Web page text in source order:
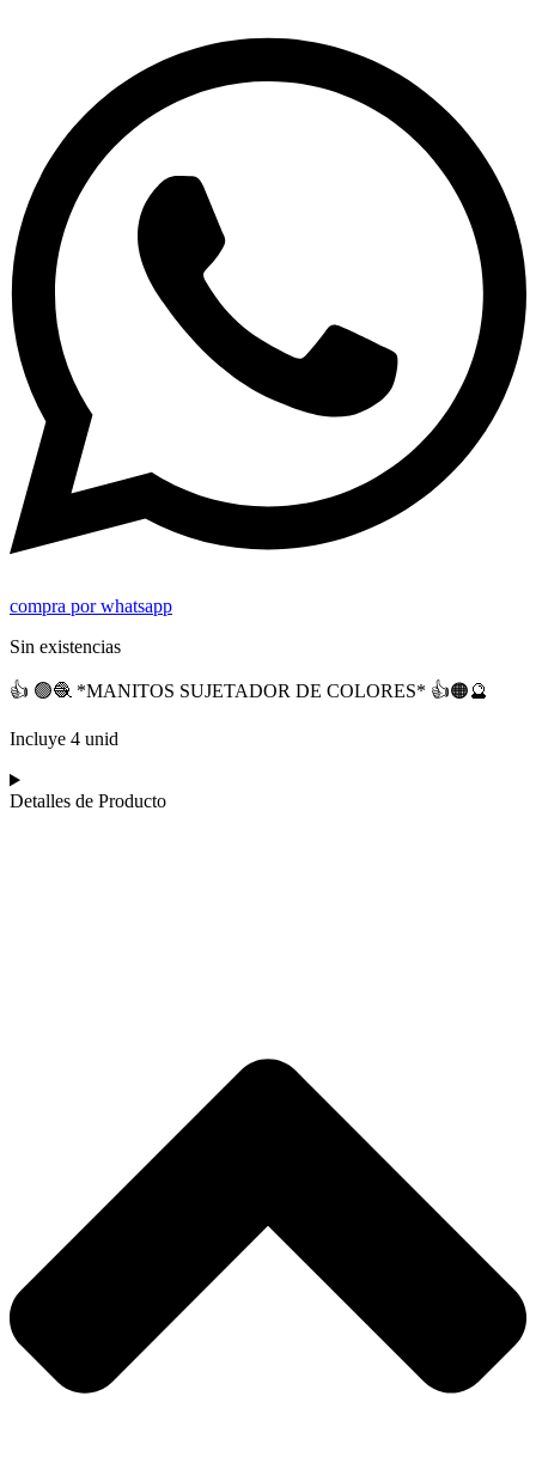
compra por whatsapp
Sin existencias
👍 🟢🧶 *MANITOS SUJETADOR DE COLORES* 👍🟠🔮
Incluye 4 unid
Detalles de Producto